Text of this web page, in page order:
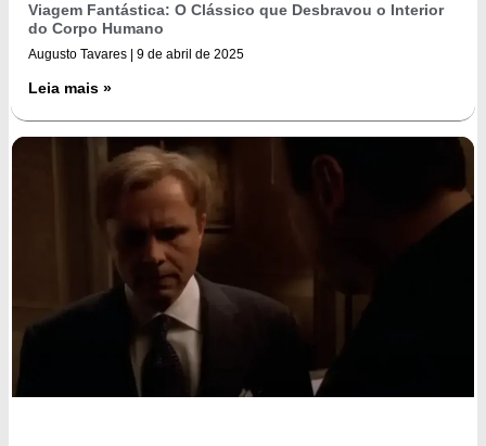
Viagem Fantástica: O Clássico que Desbravou o Interior
do Corpo Humano
Augusto Tavares 9 de abril de 2025
Leia mais »